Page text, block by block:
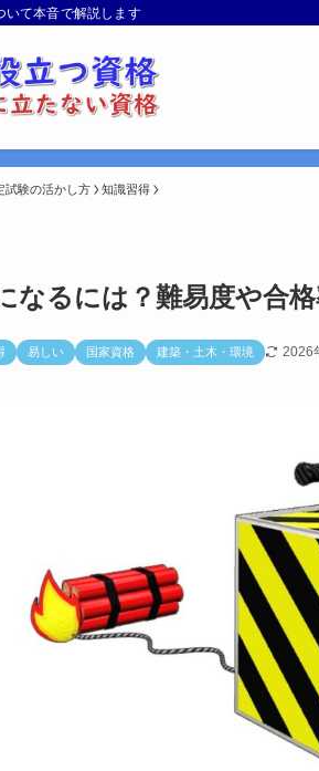
いて本音で解説します
試験の活かし方 知識習得
なるには？難易度や合
易しい 国家資格 建築・土木・環境 2026